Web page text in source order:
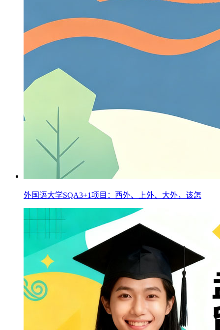
外国语大学SQA3+1项目：西外、上外、大外，该怎